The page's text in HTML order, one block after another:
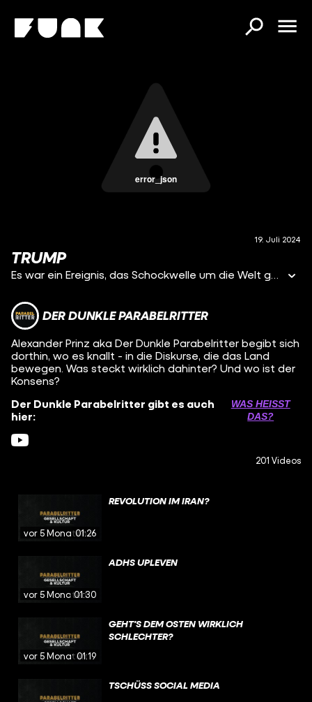
error_json
19. Juli 2024
TRUMP
Es war ein Ereignis, das Schockwelle um die Welt gesendet hat: Donald Trump ist bei einer Wahlkampfveranstaltung in Butler, Pennsylvania angeschossen worden. Der Präsidentschaftskandidat der Republikaner überstand den Angriff mit leichten Verletzungen. Der Secret Service erschoss den Täter. Vieles weitere ist aber noch völlig unklar: Was war das Motiv? Haben die Personenschützer des Ex-Präsidenten versagt? Und vor allem: Wie wirkt sich das auf den US-Amerikanischen Wahlkampf aus? In dieser Folge schauen wir darauf, was passiert ist und was die Hintergründe der Tat sind. Wir blicken auf die amerikanische Demokratie, der oft genug ein hohes Gewaltpotential inne wohnt. Das hängt auch mit der starken Spaltung der beiden politischen Lager zusammen. Wo kommt diese Spaltung her? Und war das schon immer so? Außerdem besprechen wir, was eine erneute Präsidentschaft von Trump bedeuten könnte. Im Hintergrund bereiten große Netzwerke Pläne vor, wie Trump die ersten 180 Tage einer möglichen zweiten Amtszeit bestreiten soll. Es geht um effektives Regieren, sagen die Unterstützer. Trump könnte die Demokratie aushöhlen, seine eigene Macht stärken und die USA auf Abwege bringen - sagen seine Kritiker. Wir schauen uns ein über 900 Seiten schweres Manifest dazu an und blicken dazu noch auf die Machtbasis von Trump.
DER DUNKLE PARABELRITTER
Alexander Prinz aka Der Dunkle Parabelritter begibt sich
dorthin, wo es knallt - in die Diskurse, die das Land
bewegen. Was steckt wirklich dahinter? Und wo ist der
Konsens?
Der Dunkle Parabelritter gibt es auch
hier:
WAS HEISST D
AS?
201 Videos
vor 5 Monaten01:26
REVOLUTION IM IRAN?
vor 5 Monaten
01:30
ADHS UPLEVEN
vor 5 Monaten01:19
GEHT'S DEM OSTEN WIRKLICH
SCHLECHTER?
TSCHÜSS SOCIAL MEDIA